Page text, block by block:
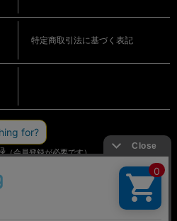
特定商取引法に基づく表記
（会員登録が必要です）